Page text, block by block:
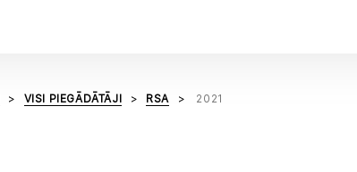
VISI PIEGĀDĀTĀJI RSA 2021